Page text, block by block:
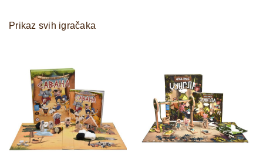
Prikaz svih igračaka